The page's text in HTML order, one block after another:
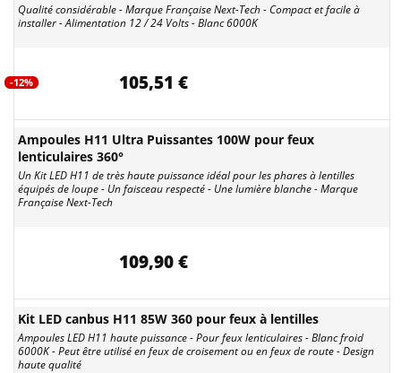
Qualité considérable - Marque Française Next-Tech - Compact et facile à
installer - Alimentation 12 / 24 Volts - Blanc 6000K
-12% 105,51 €
Ampoules H11 Ultra Puissantes 100W pour feux
lenticulaires 360°
Un Kit LED H11 de très haute puissance idéal pour les phares à lentilles
équipés de loupe - Un faisceau respecté - Une lumière blanche - Marque
Française Next-Tech
109,90 €
Kit LED canbus H11 85W 360 pour feux à lentilles
Ampoules LED H11 haute puissance - Pour feux lenticulaires - Blanc froid
6000K - Peut être utilisé en feux de croisement ou en feux de route - Design
haute qualité